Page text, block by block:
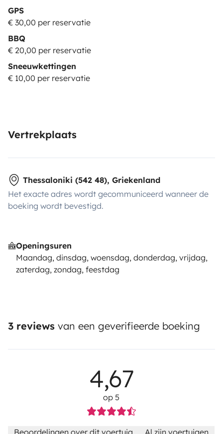
GPS
€ 30,00 per reservatie
BBQ
€ 20,00 per reservatie
Sneeuwkettingen
€ 10,00 per reservatie
Vertrekplaats
Thessaloniki (542 48), Griekenland
Het exacte adres wordt gecommuniceerd wanneer de
boeking wordt bevestigd.
Openingsuren
Maandag, dinsdag, woensdag, donderdag, vrijdag,
zaterdag, zondag, feestdag
3 reviews van een geverifieerde boeking
4,67
op 5